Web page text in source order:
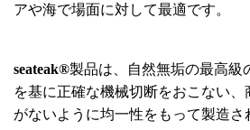
アや海で場面に対して最適です。
seateak®製品は、自然無垢の最高級
を基に正確な機械切断をおこない、
がないように均一性をもって製造さ